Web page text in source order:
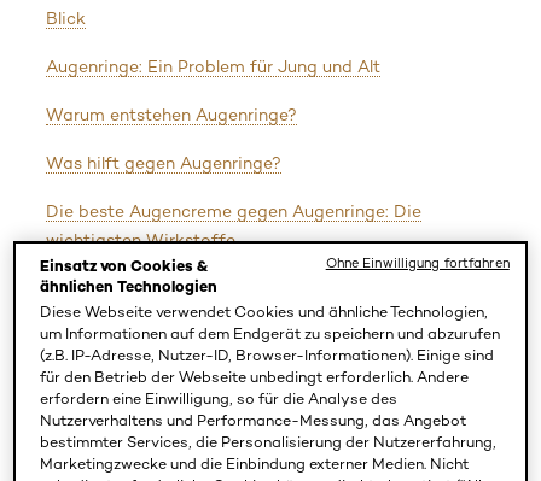
Blick
Augenringe: Ein Problem für Jung und Alt
Warum entstehen Augenringe?
Was hilft gegen Augenringe?
Die beste Augencreme gegen Augenringe: Die
wichtigsten Wirkstoffe
Die beste Pflegeroutine für eine strahlende
Augenpartie
Dunkle vs. geschwollene Augenringe: So pflegst Du sie
richtig
Häufige Mythen über Augenringe
Einsatz von Cookies &
ähnlichen Technologien
Diese Webseite verwendet Cookies und ähnliche Technologien,
um Informationen auf dem Endgerät zu speichern und abzurufen
(z.B. IP-Adresse, Nutzer-ID, Browser-Informationen). Einige sind
für den Betrieb der Webseite unbedingt erforderlich. Andere
erfordern eine Einwilligung, so für die Analyse des
Nutzerverhaltens und Performance-Messung, das Angebot
bestimmter Services, die Personalisierung der Nutzererfahrung,
Marketingzwecke und die Einbindung externer Medien. Nicht
Ohne Einwilligung fortfahren